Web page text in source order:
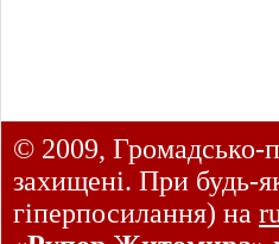
© 2009, Громадсько-
захищені. При будь-
гіперпосилання) на